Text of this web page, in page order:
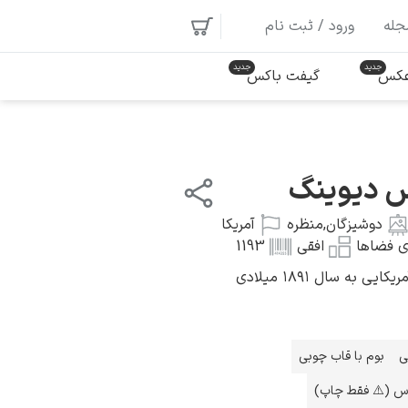
ورود / ثبت نام
عکس گیفت باکس
دیوینگ
دوشیزگان,منظره
آمریکا
فضاها افقی
1193
سال ۱۸۹۱ میلادی
بوم با قاب چوبی
(⚠️ فقط چاپ)